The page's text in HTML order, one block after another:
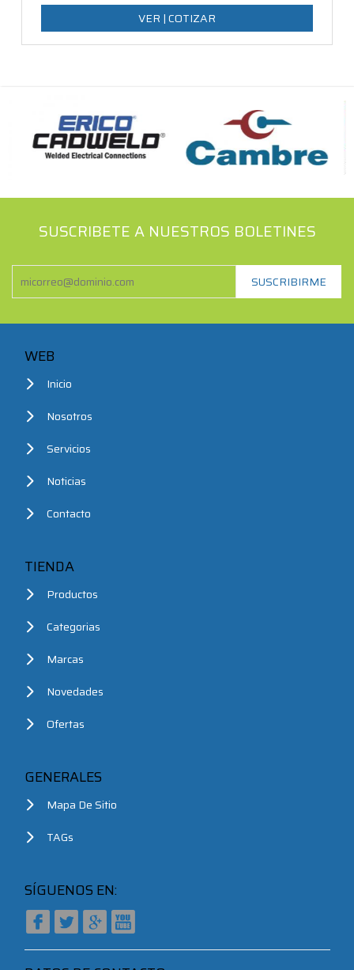
SUSCRIBETE A NUESTROS BOLETINES
WEB
Inicio
Nosotros
Servicios
Noticias
Contacto
TIENDA
Productos
Categorias
Marcas
Novedades
Ofertas
GENERALES
Mapa De Sitio
TAGs
SÍGUENOS EN: